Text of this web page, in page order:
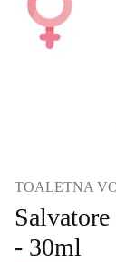
TOALETNA
- 30ml